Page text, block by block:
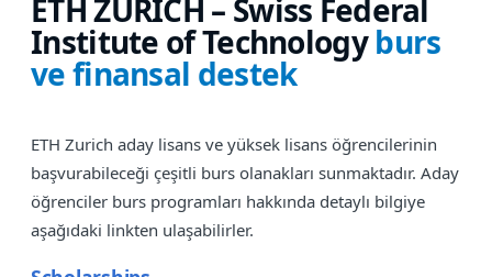
ETH ZURICH – Swiss Federal
Institute of Technology burs
ve finansal destek
ETH Zurich aday lisans ve yüksek lisans öğrencilerinin
başvurabileceği çeşitli burs olanakları sunmaktadır. Aday
öğrenciler burs programları hakkında detaylı bilgiye
aşağıdaki linkten ulaşabilirler.